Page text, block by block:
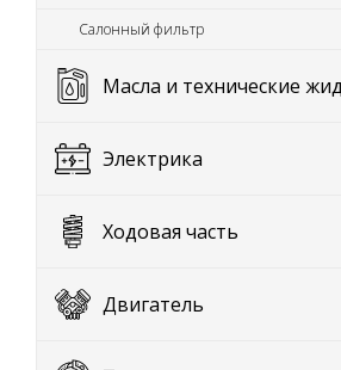
Салонный фильтр
Масла и технические
Электрика
Ходовая часть
Двигатель